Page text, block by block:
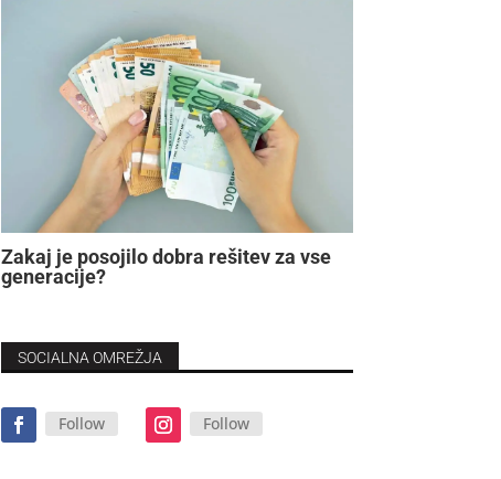
Zakaj je posojilo dobra rešitev za vse
generacije?
SOCIALNA OMREŽJA
Follow Follow